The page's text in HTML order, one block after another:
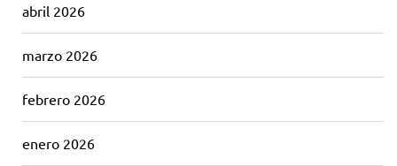
abril 2026
marzo 2026
febrero 2026
enero 2026